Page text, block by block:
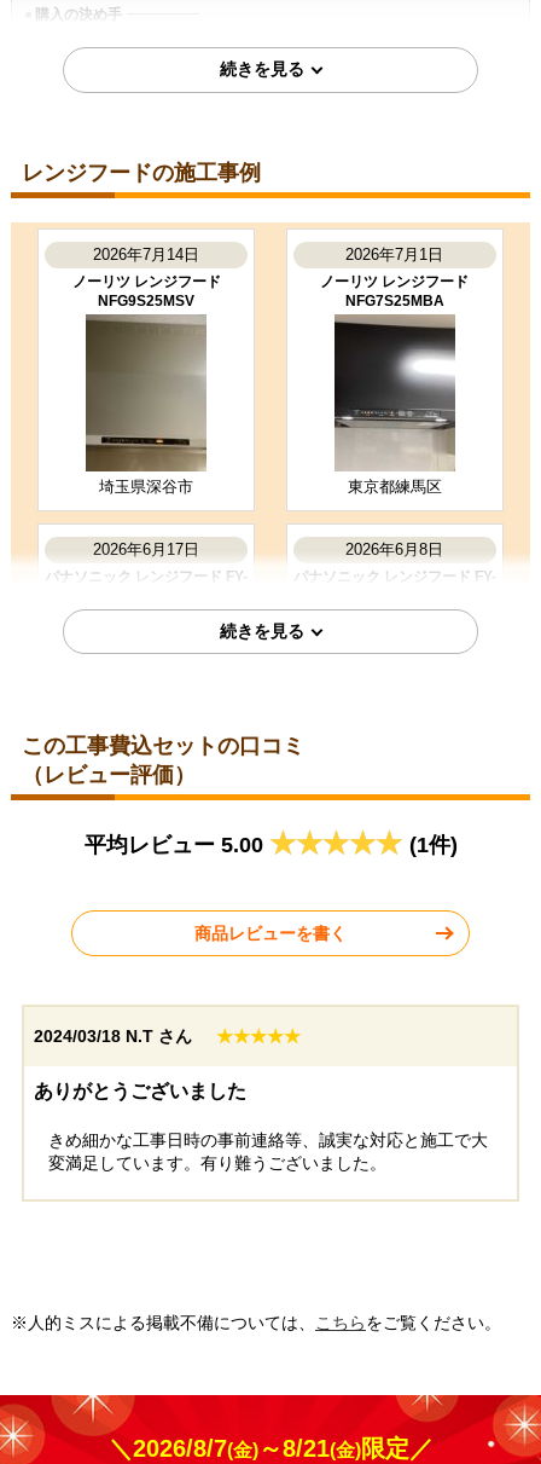
購入の決め手
サイトが見やすかった 商品選定がしやすかった
在庫があった
2026年3月14日
レンジフード工事のお客様
FY-9HGC5-K
コメント
事前にお電話いただき予定より早く
施工してもらえました。 お二方とも
受注満足度 ★★★★☆
購入の決め手
サイトが見やすかった 商品選定がしやすかった
お客様の声をもっと見る
レンジフードの施工事例
2026年7月14日
ノーリツ レンジフード
NFG9S25MSV
埼玉県深谷市
2026年7月1日
ノーリツ レンジフード
NFG7S25MBA
東京都練馬区
2026年6月17日
パナソニック レンジフード FY-
埼玉県川口市
2026年6月8日
パナソニック レンジフード FY-
2026年5月22日 2026年5月19日
工事実績をもっと見る
この工事費込セットの口コミ
（レビュー評価）
平均レビュー 5.00 (1件)
商品レビューを書く
2024/03/18 N.T さん ★★★★★
ありがとうございました
きめ細かな工事日時の事前連絡等、誠実な対応と施工で大
変満足しています。有り難うございました。
※人的ミスによる掲載不備については、 こちらをご覧ください。
＼2026/8/7(金)～8/21(金)限定／